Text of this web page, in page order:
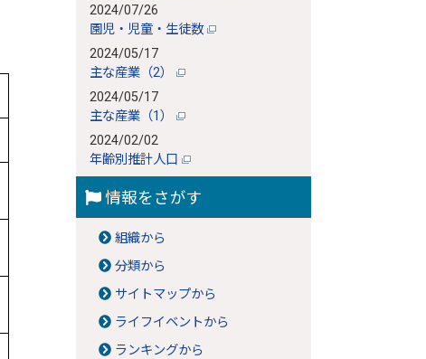
2024/07/26
園児・児童・生徒数
2024/05/17
主な産業（2）
2024/05/17
主な産業（1）
2024/02/02
年齢別推計人口
情報をさがす
組織から
分類から
サイトマップから
ライフイベントから
ランキングから